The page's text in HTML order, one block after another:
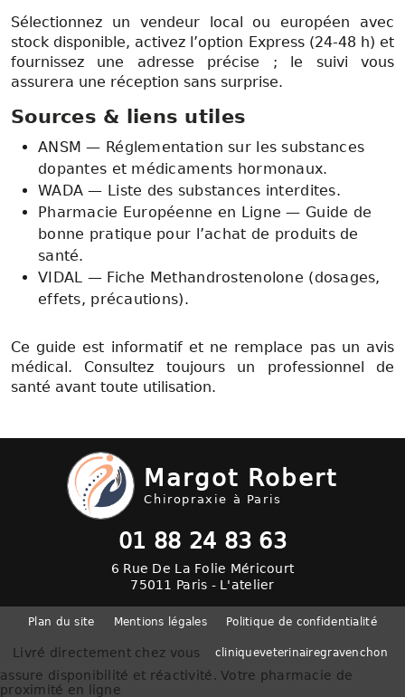
Sélectionnez un vendeur local ou européen avec
stock disponible, activez l’option Express (24-48 h) et
fournissez une adresse précise ; le suivi vous
assurera une réception sans surprise.
Sources & liens utiles
ANSM — Réglementation sur les substances
dopantes et médicaments hormonaux.
WADA — Liste des substances interdites.
Pharmacie Européenne en Ligne — Guide de
bonne pratique pour l’achat de produits de
santé.
VIDAL — Fiche Methandrostenolone (dosages,
effets, précautions).
Ce guide est informatif et ne remplace pas un avis
médical. Consultez toujours un professionnel de
santé avant toute utilisation.
Margot Robert
Chiropraxie à Paris
01 88 24 83 63
6 Rue De La Folie Méricourt
75011 Paris - L'atelier
Plan du site Mentions légales Politique de confidentialité
Livré directement chez vous cliniqueveterinairegravenchon
assure disponibilité et réactivité. Votre pharmacie de
proximité en ligne